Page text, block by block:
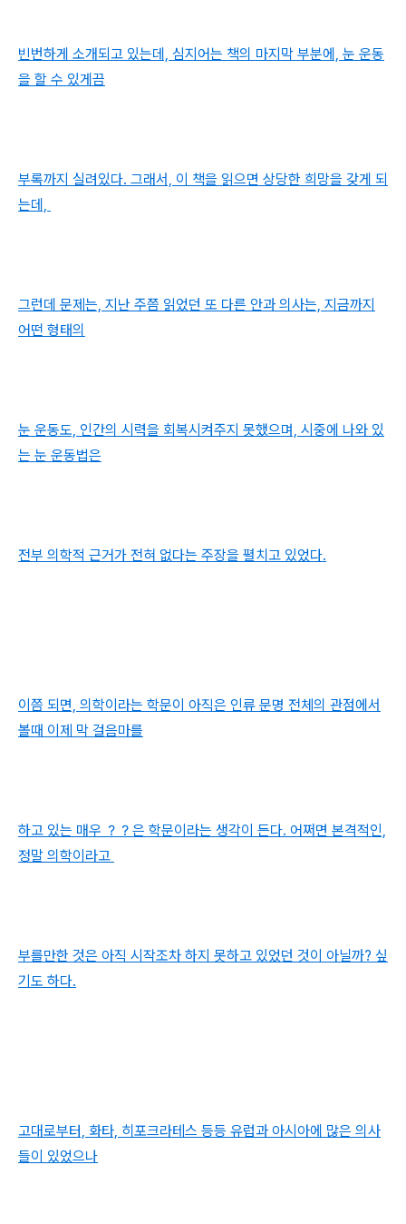
빈번하게 소개되고 있는데, 심지어는 책의 마지막 부분에, 눈 운동
을 할 수 있게끔
부록까지 실려있다. 그래서, 이 책을 읽으면 상당한 희망을 갖게 되
는데,
그런데 문제는, 지난 주쯤 읽었던 또 다른 안과 의사는, 지금까지
어떤 형태의
눈 운동도, 인간의 시력을 회복시켜주지 못했으며, 시중에 나와 있
는 눈 운동법은
전부 의학적 근거가 전혀 없다는 주장을 펼치고 있었다.
이쯤 되면, 의학이라는 학문이 아직은 인류 문명 전체의 관점에서
볼때 이제 막 걸음마를
하고 있는 매우 ？？은 학문이라는 생각이 든다. 어쩌면 본격적인,
정말 의학이라고
부를만한 것은 아직 시작조차 하지 못하고 있었던 것이 아닐까? 싶
기도 하다.
고대로부터, 화타, 히포크라테스 등등 유럽과 아시아에 많은 의사
들이 있었으나